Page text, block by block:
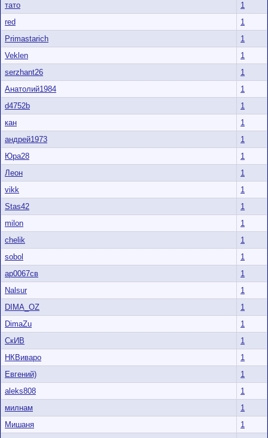
тато
1
red
1
Primastarich
1
Veklen
1
serzhant26
1
Анатолий1984
1
d4752b
1
кан
1
андрей1973
1
Юра28
1
Леон
1
vikk
1
Stas42
1
milon
1
chelik
1
sobol
1
ар0067св
1
Nalsur
1
DIMA_OZ
1
DimaZu
1
СкИВ
1
НКВиваро
1
Евгений)
1
aleks808
1
милнам
1
Мишаня
1